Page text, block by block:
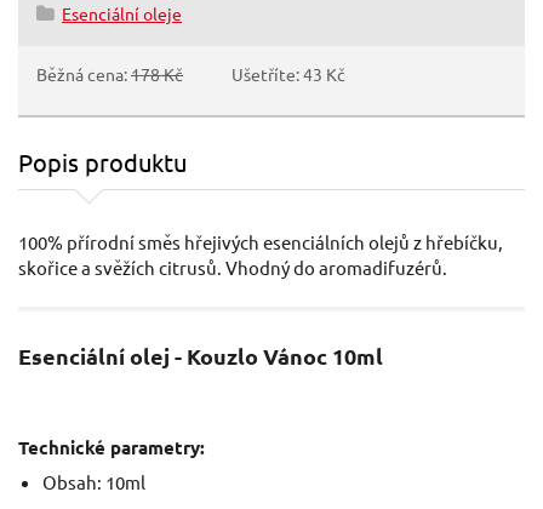
Esenciální oleje
Běžná cena:178 Kč Ušetříte: 43 Kč
Popis produktu
100% přírodní směs hřejivých esenciálních olejů z hřebíčku,
skořice a svěžích citrusů. Vhodný do aromadifuzérů.
Esenciální olej - Kouzlo Vánoc 10ml
Technické parametry:
Obsah: 10ml